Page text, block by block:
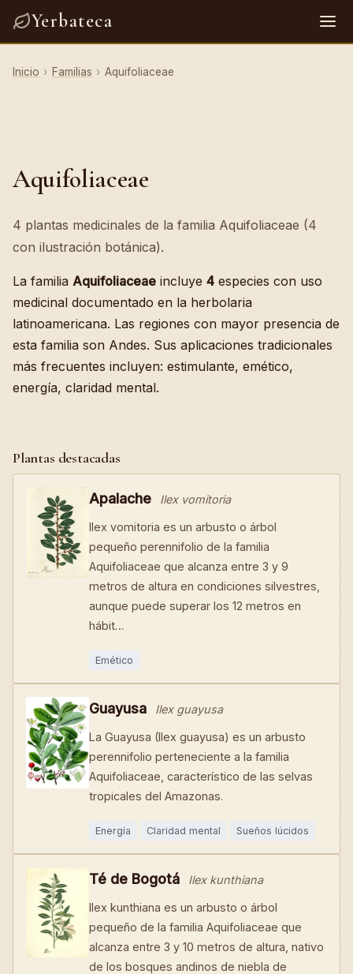
Yerbateca
Inicio › Familias › Aquifoliaceae
Aquifoliaceae
4 plantas medicinales de la familia Aquifoliaceae (4
con ilustración botánica).
La familia Aquifoliaceae incluye 4 especies con uso
medicinal documentado en la herbolaria
latinoamericana. Las regiones con mayor presencia de
esta familia son Andes. Sus aplicaciones tradicionales
más frecuentes incluyen: estimulante, emético,
energía, claridad mental.
Plantas destacadas
Apalache Ilex vomitoria
Ilex vomitoria es un arbusto o árbol
pequeño perennifolio de la familia
Aquifoliaceae que alcanza entre 3 y 9
metros de altura en condiciones silvestres,
aunque puede superar los 12 metros en
hábit…
Emético
Guayusa Ilex guayusa
La Guayusa (Ilex guayusa) es un arbusto
perennifolio perteneciente a la familia
Aquifoliaceae, característico de las selvas
tropicales del Amazonas.
Energía Claridad mental Sueños lúcidos
Té de Bogotá Ilex kunthiana
Ilex kunthiana es un arbusto o árbol
pequeño de la familia Aquifoliaceae que
alcanza entre 3 y 10 metros de altura, nativo
de los bosques andinos de niebla de